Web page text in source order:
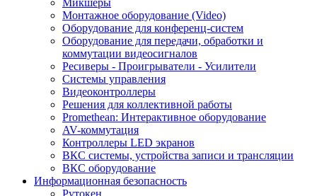
Микшеры
Монтажное оборудование (Video)
Оборудование для конференц-систем
Оборудование для передачи, обработки и
коммутации видеосигналов
Ресиверы - Проигрыватели - Усилители
Системы управления
Видеоконтроллеры
Решения для коллективной работы
Promethean: Интерактивное оборудование
AV-коммутация
Контроллеры LED экранов
ВКС системы, устройства записи и трансляции
ВКС оборудование
Информационная безопасность